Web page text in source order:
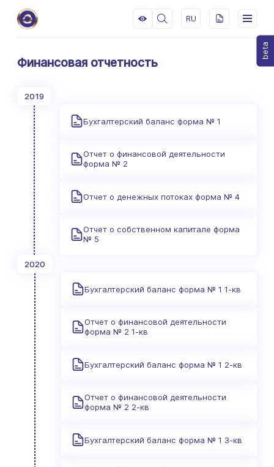
RU
beta
Финансовая отчетность
2019
Бухгалтерский баланс форма № 1
Отчет о финансовой деятельности
форма № 2
Отчет о денежных потоках форма № 4
Отчет о собственном капитале форма
№ 5
2020
Бухгалтерский баланс форма № 1 1-кв
Отчет о финансовой деятельности
форма № 2 1-кв
Бухгалтерский баланс форма № 1 2-кв
Отчет о финансовой деятельности
форма № 2 2-кв
Бухгалтерский баланс форма № 1 3-кв